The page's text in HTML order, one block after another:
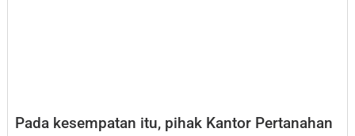
Pada kesempatan itu, pihak Kantor Pertanahan